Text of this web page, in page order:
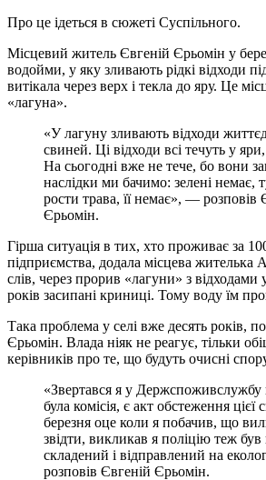
Про це ідеться в сюжеті Суспільного.
Місцевий житель Євгеній Єрьомін у
водойми, у яку зливають рідкі відходи
витікала через верх і текла до яру. Це
«лагуна».
«У лагуну зливають відходи
свиней. Ці відходи всі течуть у
На сьогодні вже не тече, бо вони
наслідки ми бачимо: зелені немає,
рости трава, її немає», — розповів
Єрьомін.
Гірша ситуація в тих, хто проживає за
підприємства, додала місцева жителька
слів, через прорив «лагуни» з відходами
років засипані криниці. Тому воду їм
Така проблема у селі вже десять років,
Єрьомін. Влада ніяк не реагує, тільки
керівників про те, що будуть очисні
«Звертався я у Держспоживслужбу
була комісія, є акт обстеження цієї
березня оце коли я побачив, що
звідти, викликав я поліцію теж був
складений і відправлений на
розповів Євгеній Єрьомін.